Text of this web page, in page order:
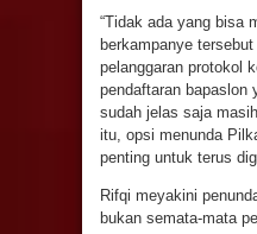
“Tidak ada yang bisa
berkampanye
pelanggaran protokol
pendaftaran bapaslon
sudah jelas saja
itu, opsi menunda
penting untuk terus
Rifqi meyakini
bukan semata-mata